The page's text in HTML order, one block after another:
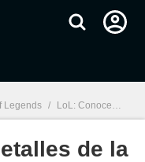
Legends / LoL: Conoce los detalles de la actualización 14.18, varios campeones regresan al meta con los cambios que tendremos en esta versión
de la